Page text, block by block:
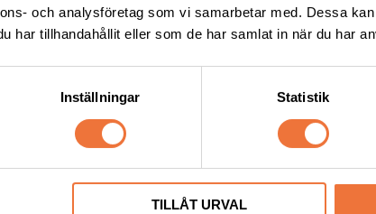
och analysföretag som vi samarbetar med. Dessa
har tillhandahållit eller som de har samlat in när du har
Inställningar Statistik
TILLÅT URVAL